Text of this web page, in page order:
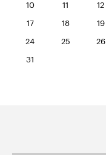
10 11 12
17 18 19
24 25 26
31